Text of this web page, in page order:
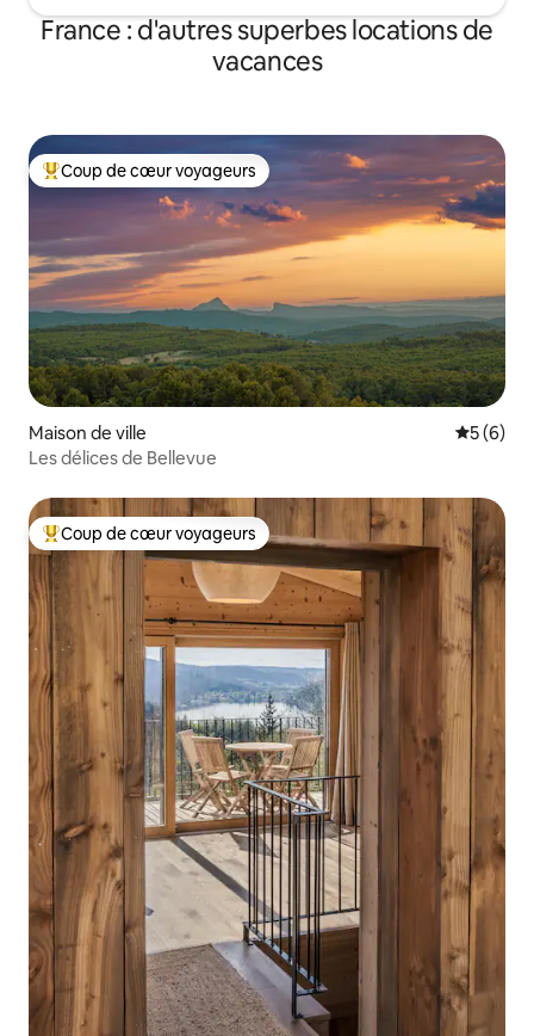
France : d'autres superbes locations de
vacances
Coups de cœur voyageurs les plus appréciés
Coup de cœur voyageurs
Maison de ville
5 (6)
Les délices de Bellevue
Coups de cœur voyageurs les plus appréciés
Coup de cœur voyageurs